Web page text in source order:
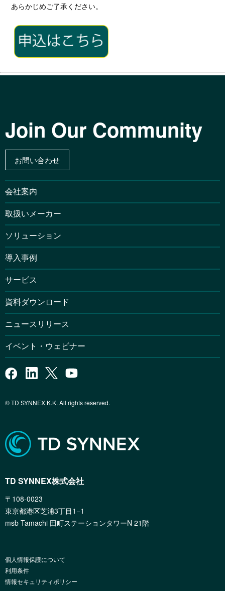
あらかじめご了承ください。
Join Our Community
お問い合わせ
会社案内
取扱いメーカー
ソリューション
導入事例
サービス
資料ダウンロード
ニュースリリース
イベント・ウェビナー
© TD SYNNEX K.K. All rights reserved.
TD SYNNEX株式会社
〒108-0023
東京都港区芝浦3丁目1−1
msb Tamachi 田町ステーションタワーN 21階
個人情報保護について
利用条件
情報セキュリティポリシー